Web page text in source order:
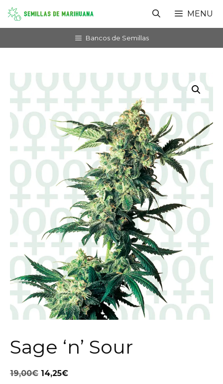
Saltar
contenido
MENU
Bancos de Semillas
Sage ‘n’ Sour
19,00€
precio
14,25€
precio